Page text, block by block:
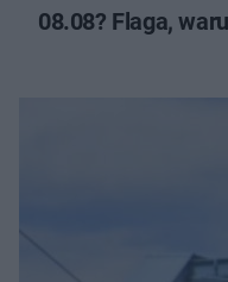
08.08? Flaga,